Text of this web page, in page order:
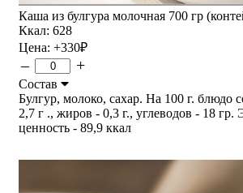
Каша из булгура молочная 700 гр
Ккал: 628
Цена: +330₽
– +
Состав
Булгур, молоко, сахар. На 100 г. блюдо
2,7 г ., жиров - 0,3 г., углеводов - 18 гр.
ценность - 89,9 ккал